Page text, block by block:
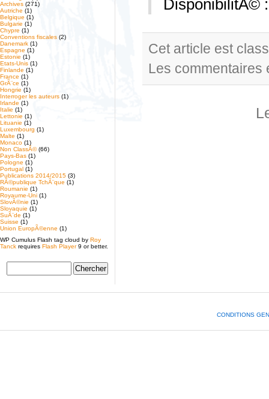
Archives (271)
Autriche (1)
Belgique (1)
Bulgarie (1)
Chypre (1)
Conventions fiscales (2)
Danemark (1)
Espagne (1)
Estonie (1)
Etats-Unis (1)
Finlande (1)
France (1)
GrÃ¨ce (1)
Hongrie (1)
Interroger les auteurs (1)
Irlande (1)
Italie (1)
Lettonie (1)
Lituanie (1)
Luxembourg (1)
Malte (1)
Monaco (1)
Non ClassÃ©(66)
Pays-Bas (1)
Pologne (1)
Portugal (1)
Publications 2014/2015 (3)
RÃ©publique TchÃ¨que (1)
Roumanie (1)
Royaume-Uni (1)
SlovÃ©nie (1)
Slovaquie (1)
SuÃ¨de (1)
Suisse (1)
Union EuropÃ©enne (1)
WP Cumulus Flash tag cloud by Roy
Tanck requires Flash Player9 or better.
DisponibilitÃ©
Cet article est
Les commentaires
CONDITIONS